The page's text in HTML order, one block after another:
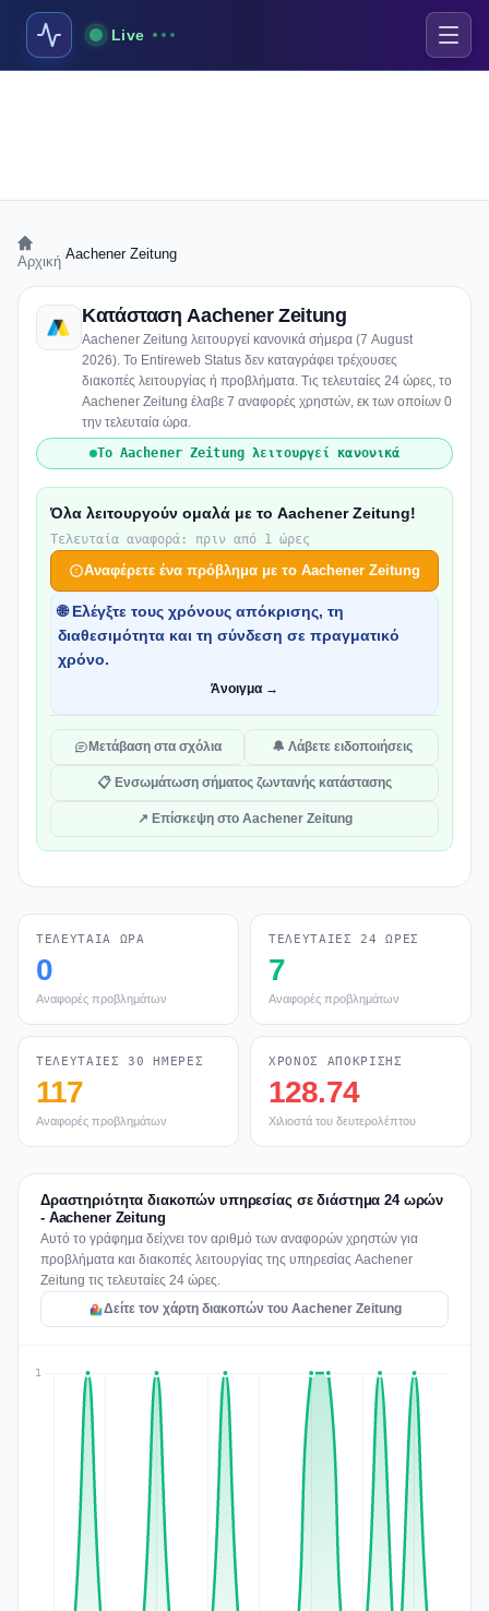
Live
Αρχική Aachener Zeitung
Κατάσταση Aachener Zeitung
Aachener Zeitung λειτουργεί κανονικά σήμερα (7 August
2026). Το Entireweb Status δεν καταγράφει τρέχουσες
διακοπές λειτουργίας ή προβλήματα. Τις τελευταίες 24 ώρες, το
Aachener Zeitung έλαβε 7 αναφορές χρηστών, εκ των οποίων 0
την τελευταία ώρα.
Το Aachener Zeitung λειτουργεί κανονικά
Όλα λειτουργούν ομαλά με το Aachener Zeitung!
Τελευταία αναφορά: πριν από 1 ώρες
Αναφέρετε ένα πρόβλημα με το Aachener Zeitung
🌐 Ελέγξτε τους χρόνους απόκρισης, τη
διαθεσιμότητα και τη σύνδεση σε πραγματικό
χρόνο.
Άνοιγμα →
Μετάβαση στα σχόλια 🔔 Λάβετε ειδοποιήσεις
📋 Ενσωμάτωση σήματος ζωντανής κατάστασης
↗ Επίσκεψη στο Aachener Zeitung
ΤΕΛΕΥΤΑΊΑ ΏΡΑ
0
Αναφορές προβλημάτων
ΤΕΛΕΥΤΑΊΕΣ 24 ΏΡΕΣ
7
Αναφορές προβλημάτων
ΤΕΛΕΥΤΑΊΕΣ 30 ΗΜΈΡΕΣ
117
Αναφορές προβλημάτων
ΧΡΌΝΟΣ ΑΠΌΚΡΙΣΗΣ
128.74
Χιλιοστά του δευτερολέπτου
Δραστηριότητα διακοπών υπηρεσίας σε διάστημα 24 ωρών
- Aachener Zeitung
Αυτό το γράφημα δείχνει τον αριθμό των αναφορών χρηστών για
προβλήματα και διακοπές λειτουργίας της υπηρεσίας Aachener
Zeitung τις τελευταίες 24 ώρες.
Δείτε τον χάρτη διακοπών του Aachener Zeitung